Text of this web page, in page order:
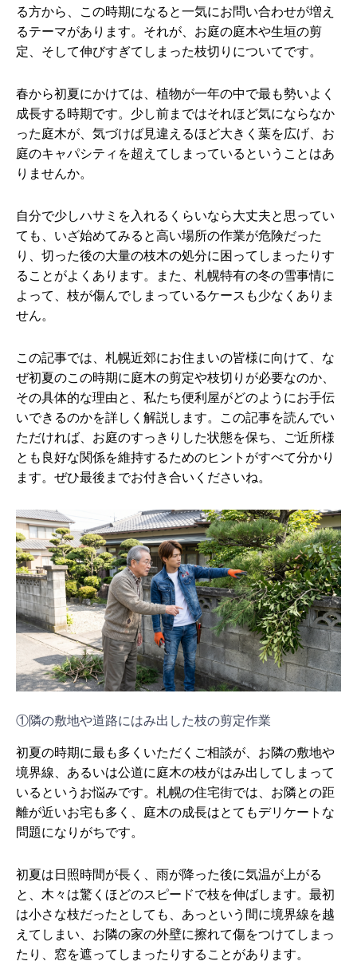
る方から、この時期になると一気にお問い合わせが増え
るテーマがあります。それが、お庭の庭木や生垣の剪
定、そして伸びすぎてしまった枝切りについてです。
春から初夏にかけては、植物が一年の中で最も勢いよく
成長する時期です。少し前まではそれほど気にならなか
った庭木が、気づけば見違えるほど大きく葉を広げ、お
庭のキャパシティを超えてしまっているということはあ
りませんか。
自分で少しハサミを入れるくらいなら大丈夫と思ってい
ても、いざ始めてみると高い場所の作業が危険だった
り、切った後の大量の枝木の処分に困ってしまったりす
ることがよくあります。また、札幌特有の冬の雪事情に
よって、枝が傷んでしまっているケースも少なくありま
せん。
この記事では、札幌近郊にお住まいの皆様に向けて、な
ぜ初夏のこの時期に庭木の剪定や枝切りが必要なのか、
その具体的な理由と、私たち便利屋がどのようにお手伝
いできるのかを詳しく解説します。この記事を読んでい
ただければ、お庭のすっきりした状態を保ち、ご近所様
とも良好な関係を維持するためのヒントがすべて分かり
ます。ぜひ最後までお付き合いくださいね。
①隣の敷地や道路にはみ出した枝の剪定作業
初夏の時期に最も多くいただくご相談が、お隣の敷地や
境界線、あるいは公道に庭木の枝がはみ出してしまって
いるというお悩みです。札幌の住宅街では、お隣との距
離が近いお宅も多く、庭木の成長はとてもデリケートな
問題になりがちです。
初夏は日照時間が長く、雨が降った後に気温が上がる
と、木々は驚くほどのスピードで枝を伸ばします。最初
は小さな枝だったとしても、あっという間に境界線を越
えてしまい、お隣の家の外壁に擦れて傷をつけてしまっ
たり、窓を遮ってしまったりすることがあります。